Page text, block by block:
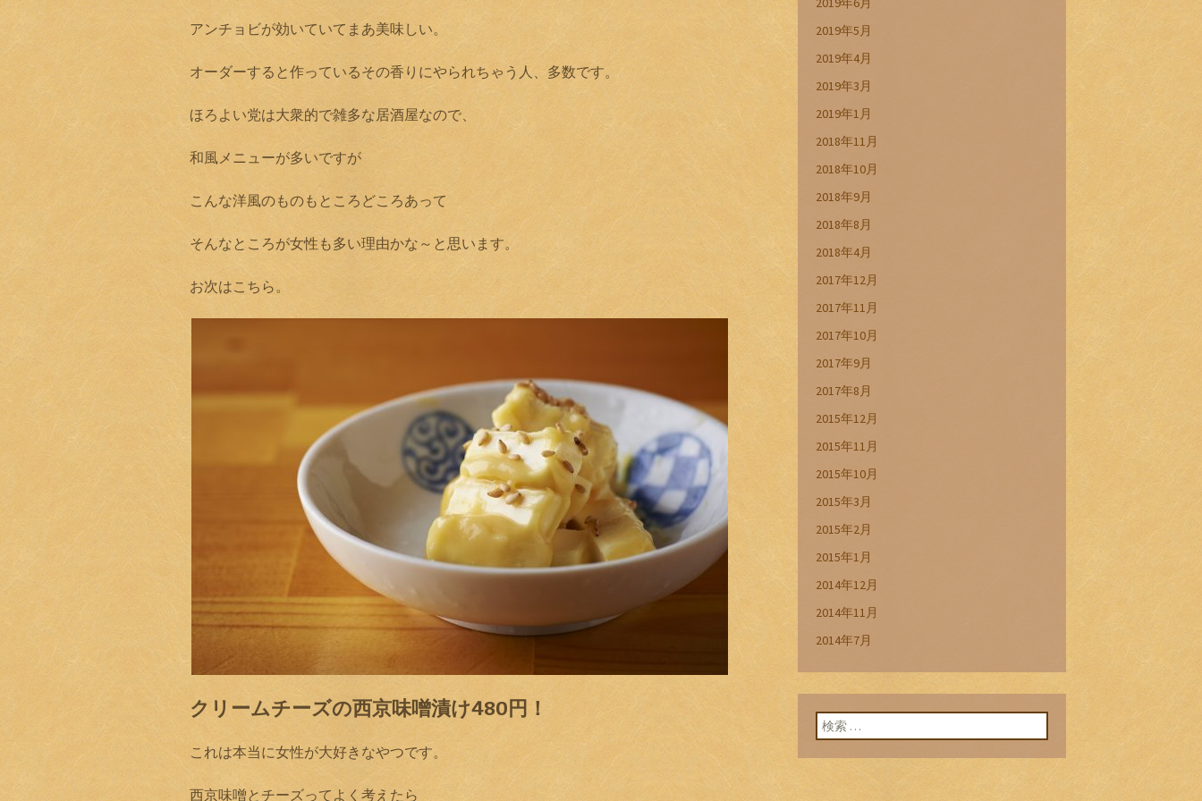
アンチョビが効いていてまあ美味しい。
オーダーすると作っているその香りにやられちゃう人、多数です。
ほろよい党は大衆的で雑多な居酒屋なので、
和風メニューが多いですが
こんな洋風のものもところどころあって
そんなところが女性も多い理由かな～と思います。
お次はこちら。
クリームチーズの西京味噌漬け480円！
これは本当に女性が大好きなやつです。
西京味噌とチーズってよく考えたら
2019年5月
2019年4月
2019年3月
2019年1月
2018年11月
2018年10月
2018年9月
2018年8月
2018年4月
2017年12月
2017年11月
2017年10月
2017年9月
2017年8月
2015年12月
2015年11月
2015年10月
2015年3月
2015年2月
2015年1月
2014年12月
2014年11月
2014年7月
検索: